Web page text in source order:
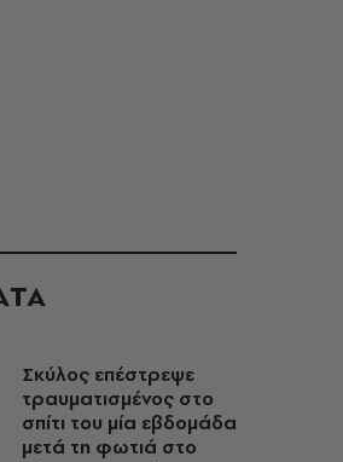
Σκύλος επέστρεψε
τραυματισμένος στο
σπίτι του μία εβδομάδα
μετά τη φωτιά στο